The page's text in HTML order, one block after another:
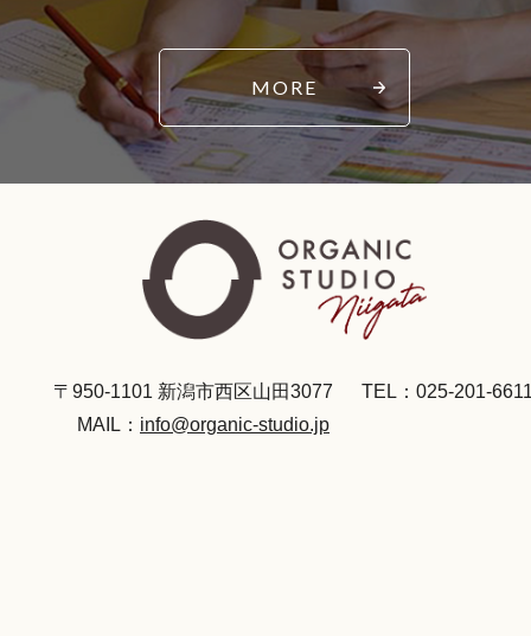
MORE
〒950-1101 新潟市西区山田3077
TEL：025-201-
MAIL： info@organic-studio.jp